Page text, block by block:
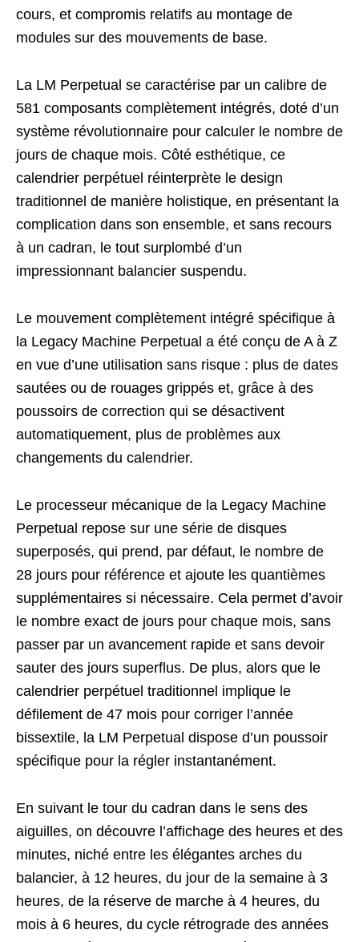
cours, et compromis relatifs au montage de
modules sur des mouvements de base.
La LM Perpetual se caractérise par un calibre de
581 composants complètement intégrés, doté d’un
système révolutionnaire pour calculer le nombre de
jours de chaque mois. Côté esthétique, ce
calendrier perpétuel réinterprète le design
traditionnel de manière holistique, en présentant la
complication dans son ensemble, et sans recours
à un cadran, le tout surplombé d’un
impressionnant balancier suspendu.
Le mouvement complètement intégré spécifique à
la Legacy Machine Perpetual a été conçu de A à Z
en vue d’une utilisation sans risque : plus de dates
sautées ou de rouages grippés et, grâce à des
poussoirs de correction qui se désactivent
automatiquement, plus de problèmes aux
changements du calendrier.
Le processeur mécanique de la Legacy Machine
Perpetual repose sur une série de disques
superposés, qui prend, par défaut, le nombre de
28 jours pour référence et ajoute les quantièmes
supplémentaires si nécessaire. Cela permet d’avoir
le nombre exact de jours pour chaque mois, sans
passer par un avancement rapide et sans devoir
sauter des jours superflus. De plus, alors que le
calendrier perpétuel traditionnel implique le
défilement de 47 mois pour corriger l’année
bissextile, la LM Perpetual dispose d’un poussoir
spécifique pour la régler instantanément.
En suivant le tour du cadran dans le sens des
aiguilles, on découvre l’affichage des heures et des
minutes, niché entre les élégantes arches du
balancier, à 12 heures, du jour de la semaine à 3
heures, de la réserve de marche à 4 heures, du
mois à 6 heures, du cycle rétrograde des années